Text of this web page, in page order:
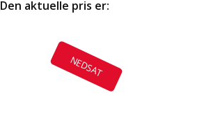
Den aktuelle pris er:
NEDSAT